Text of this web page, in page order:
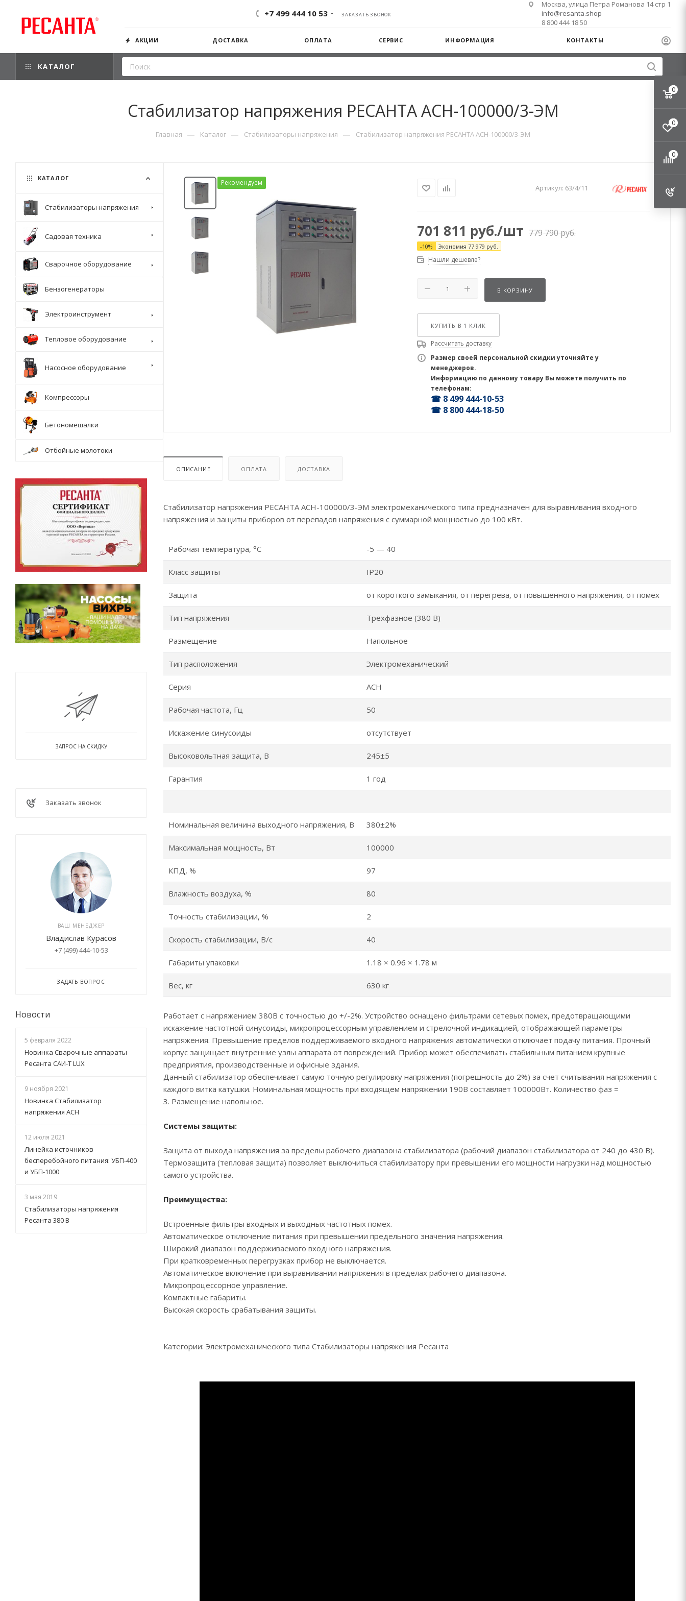
+7 499 444 10 53 ЗАКАЗАТЬ ЗВОНОК
Москва, улица Петра Романова 14 стр 1
info@resanta.shop
8 800 444 18 50
АКЦИИ ДОСТАВКА ОПЛАТА СЕРВИС ИНФОРМАЦИЯ КОНТАКТЫ
КАТАЛОГ
Стабилизатор напряжения РЕСАНТА АСН-100000/3-ЭМ
Главная — Каталог — Стабилизаторы напряжения — Стабилизатор напряжения РЕСАНТА АСН-100000/3-ЭМ
Рекомендуем
Артикул: 63/4/11
701 811 руб./шт 779 790руб.
-10% Экономия 77 979 руб.
Нашли дешевле?
В КОРЗИНУ
КУПИТЬ В 1 КЛИК
Рассчитать доставку
Размер своей персональной скидки уточняйте у
менеджеров.
Информацию по данному товару Вы можете получить по
телефонам:
☎ 8 499 444-10-53
☎ 8 800 444-18-50
ОПИСАНИЕ ОПЛАТА ДОСТАВКА
Стабилизатор напряжения РЕСАНТА АСН-100000/3-ЭМ электромеханического типа предназначен для выравнивания входного
напряжения и защиты приборов от перепадов напряжения с суммарной мощностью до 100 кВт.
Рабочая температура, °C -5 — 40
Класс защиты IP20
Защита от короткого замыкания, от перегрева, от повышенного напряжения, от помех
Тип напряжения Трехфазное (380 В)
Размещение Напольное
Тип расположения Электромеханический
Серия АСН
Рабочая частота, Гц 50
Искажение синусоиды отсутствует
Высоковольтная защита, В 245±5
Гарантия 1 год
Номинальная величина выходного напряжения, В 380±2%
Максимальная мощность, Вт 100000
КПД, % 97
Влажность воздуха, % 80
Точность стабилизации, % 2
Скорость стабилизации, В/с 40
Габариты упаковки 1.18 × 0.96 × 1.78 м
Вес, кг 630 кг
Работает с напряжением 380В с точностью до +/-2%. Устройство оснащено фильтрами сетевых помех, предотвращающими
искажение частотной синусоиды, микропроцессорным управлением и стрелочной индикацией, отображающей параметры
напряжения. Превышение пределов поддерживаемого входного напряжения автоматически отключает подачу питания. Прочный
корпус защищает внутренние узлы аппарата от повреждений. Прибор может обеспечивать стабильным питанием крупные
предприятия, производственные и офисные здания.
Данный стабилизатор обеспечивает самую точную регулировку напряжения (погрешность до 2%) за счет считывания напряжения с
каждого витка катушки. Номинальная мощность при входящем напряжении 190В составляет 100000Вт. Количество фаз =
3. Размещение напольное.
Системы защиты:
Защита от выхода напряжения за пределы рабочего диапазона стабилизатора (рабочий диапазон стабилизатора от 240 до 430 В).
Термозащита (тепловая защита) позволяет выключиться стабилизатору при превышении его мощности нагрузки над мощностью
самого устройства.
Преимущества:
Встроенные фильтры входных и выходных частотных помех.
Автоматическое отключение питания при превышении предельного значения напряжения.
Широкий диапазон поддерживаемого входного напряжения.
При кратковременных перегрузках прибор не выключается.
Автоматическое включение при выравнивании напряжения в пределах рабочего диапазона.
Микропроцессорное управление.
Компактные габариты.
Высокая скорость срабатывания защиты.
Категории: Электромеханического типа Стабилизаторы напряжения Ресанта
КАТАЛОГ
Стабилизаторы напряжения
Садовая техника
Сварочное оборудование
Бензогенераторы
Электроинструмент
Тепловое оборудование
Насосное оборудование
Компрессоры
Бетономешалки
Отбойные молотоки
ЗАПРОС НА СКИДКУ
Заказать звонок
ВАШ МЕНЕДЖЕР
Владислав Курасов
+7 (499) 444-10-53
ЗАДАТЬ ВОПРОС
Новости
5 февраля 2022
Новинка Сварочные аппараты
Ресанта САИ-Т LUX
9 ноября 2021
Новинка Стабилизатор
напряжения АСН
12 июля 2021
Линейка источников
бесперебойного питания: УБП-400
и УБП-1000
3 мая 2019
Стабилизаторы напряжения
Ресанта 380 В
0
0
0